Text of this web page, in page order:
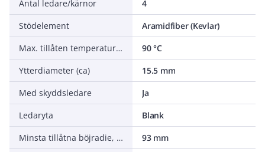
Antal ledare/kärnor
4
Stödelement
Aramidfiber (Kevlar)
Max. tillåten temperatur ledare
90 °C
Ytterdiameter (ca)
15.5 mm
Med skyddsledare
Ja
Ledaryta
Blank
Minsta tillåtna böjradie, rörlig tillämpning med fri rörelse
93 mm